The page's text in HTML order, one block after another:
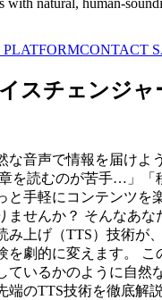
with natural, human-
CONTACT
スチェンジャ
な音声で情報を届けよ
を読むのが苦手…」「
手軽にコンテンツを
ませんか？ そんなあな
み上げ（TTS）技術が
を劇的に変えます。 こ
ているかのように自然
端のTTS技術を徹底解